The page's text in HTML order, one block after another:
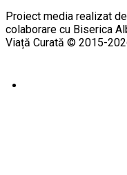
Proiect media realizat
colaborare cu Biserica
Viață Curată © 2015-